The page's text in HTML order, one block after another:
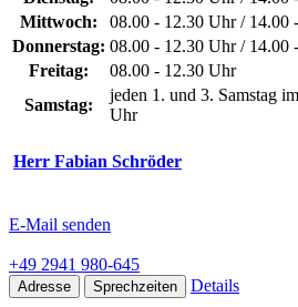
Mittwoch:
08.00 - 12.30 Uhr / 14.00
Donnerstag: 08.00 - 12.30 Uhr / 14.00
Freitag:
08.00 - 12.30 Uhr
Samstag:
jeden 1. und 3. Samstag
Uhr
Herr Fabian Schröder
E-Mail senden
+49 2941 980-645
Adresse Sprechzeiten Details